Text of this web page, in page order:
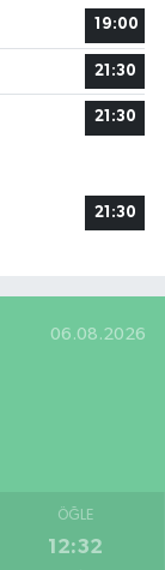
19:00
21:30
21:30
21:30
06.08.2026
ÖĞLE
12:32